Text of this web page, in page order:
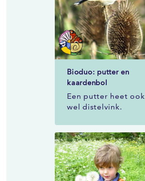
Bioduo: putter en
kaardenbol
Een putter heet ook
wel distelvink.